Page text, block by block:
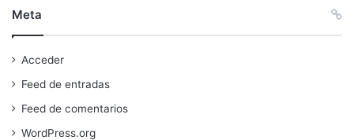
Meta
Acceder
Feed de entradas
Feed de comentarios
WordPress.org